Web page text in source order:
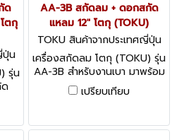
ด
ตกุ
ปุ่น
รุ่น
ศก์
AA-3B สกัดลม + ดอกสกัด
แหลม 12" โตกุ (TOKU)
TOKU สินค้าจากประเทศญี่ปุ่น
AA-3B
เครื่องสกัดลม โตกุ (TOKU) รุ่น
AA-3B สำหรับงานเบา มาพร้อม
ดอกสกัดแหลมยาว 12 นิ้ว
ขนาดลูกสูบ 28 มม. ความยาว
0.45 ลูกบาศก์เมตร/นาที (15.9
เปรียบเทียบ